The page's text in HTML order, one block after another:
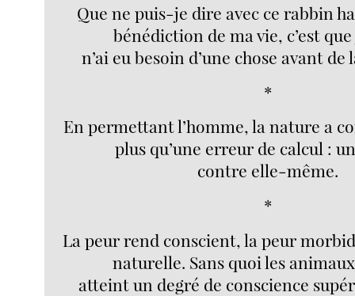
Que ne puis-je dire avec ce rabbin
bénédiction de ma vie, c’est
n’ai eu besoin d’une chose avant de
*
En permettant l’homme, la nature a
plus qu’une erreur de calcul :
contre elle-même.
*
La peur rend conscient, la peur
naturelle. Sans quoi les
atteint un degré de conscience